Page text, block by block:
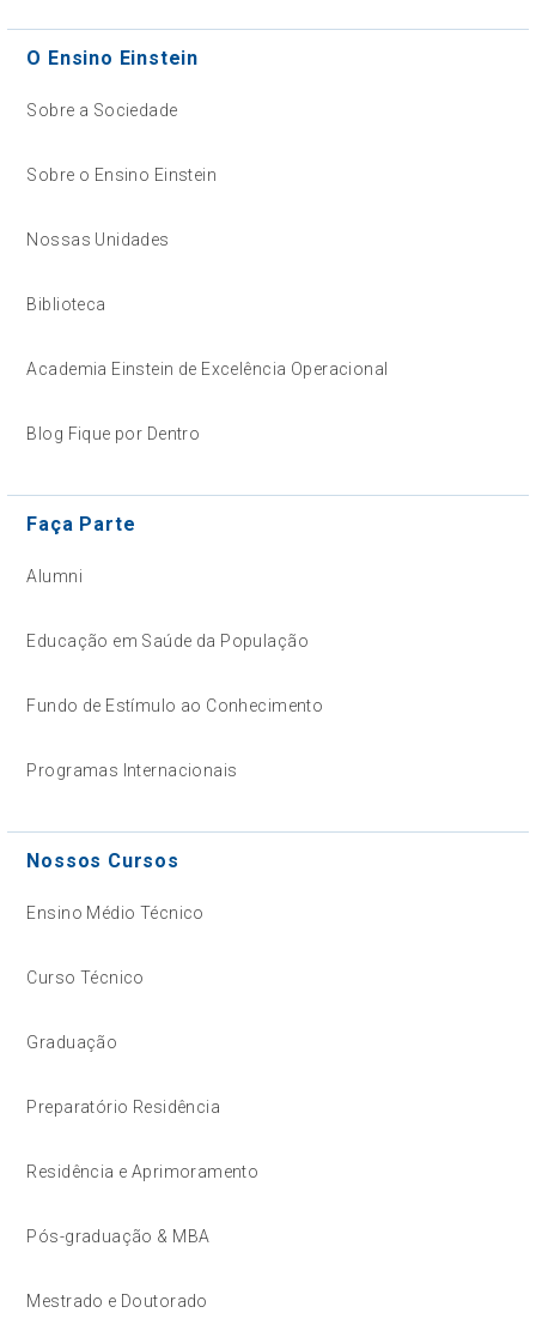
O Ensino Einstein
Sobre a Sociedade
Sobre o Ensino Einstein
Nossas Unidades
Biblioteca
Academia Einstein de Excelência Operacional
Blog Fique por Dentro
Faça Parte
Alumni
Educação em Saúde da População
Fundo de Estímulo ao Conhecimento
Programas Internacionais
Nossos Cursos
Ensino Médio Técnico
Curso Técnico
Graduação
Preparatório Residência
Residência e Aprimoramento
Pós-graduação & MBA
Mestrado e Doutorado